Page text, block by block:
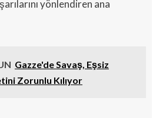
yönlendiren ana
Gazze'de Savaş, Eşsiz
Zorunlu Kılıyor